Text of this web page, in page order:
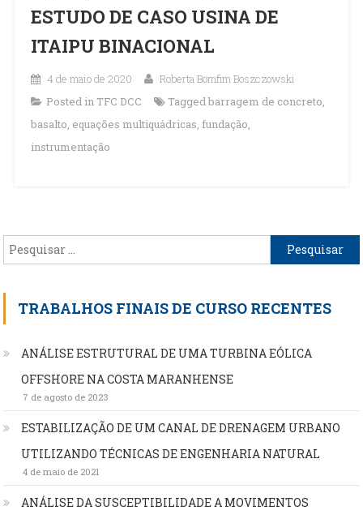
ESTUDO DE CASO USINA DE
ITAIPU BINACIONAL
4 de maio de 2020
Roberta Bomfim Boszczowski
Posted in TFC DCC Taggedbarragem de concreto,
basalto, equações multiquádricas, fundação,
instrumentação
Pesquisar
por:
TRABALHOS FINAIS DE CURSO RECENTES
ANÁLISE ESTRUTURAL DE UMA TURBINA EÓLICA
OFFSHORE NA COSTA MARANHENSE
7 de agosto de 2023
ESTABILIZAÇÃO DE UM CANAL DE DRENAGEM URBANO
UTILIZANDO TÉCNICAS DE ENGENHARIA NATURAL
4 de maio de 2021
ANÁLISE DA SUSCEPTIBILIDADE A MOVIMENTOS